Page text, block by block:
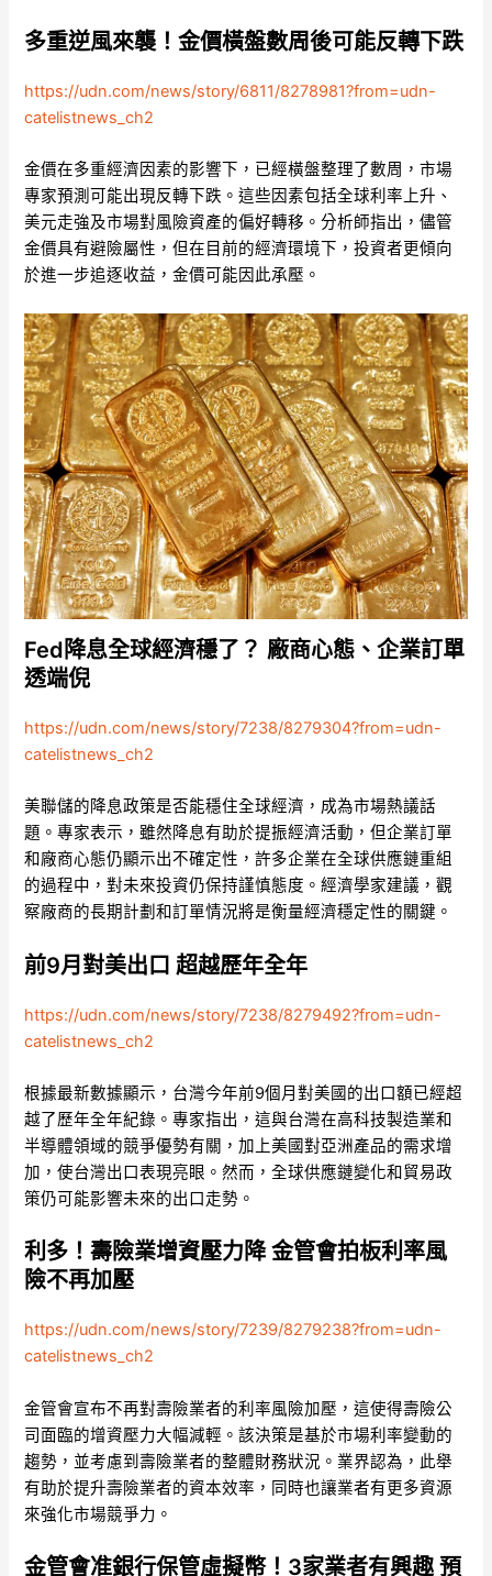
多重逆風來襲！金價橫盤數周後可能反轉下跌
https://udn.com/news/story/6811/8278981?from=udn-
catelistnews_ch2
金價在多重經濟因素的影響下，已經橫盤整理了數周，市場
專家預測可能出現反轉下跌。這些因素包括全球利率上升、
美元走強及市場對風險資產的偏好轉移。分析師指出，儘管
金價具有避險屬性，但在目前的經濟環境下，投資者更傾向
於進一步追逐收益，金價可能因此承壓。
Fed降息全球經濟穩了？ 廠商心態、企業訂單
透端倪
https://udn.com/news/story/7238/8279304?from=udn-
catelistnews_ch2
美聯儲的降息政策是否能穩住全球經濟，成為市場熱議話
題。專家表示，雖然降息有助於提振經濟活動，但企業訂單
和廠商心態仍顯示出不確定性，許多企業在全球供應鏈重組
的過程中，對未來投資仍保持謹慎態度。經濟學家建議，觀
察廠商的長期計劃和訂單情況將是衡量經濟穩定性的關鍵。
前9月對美出口 超越歷年全年
https://udn.com/news/story/7238/8279492?from=udn-
catelistnews_ch2
根據最新數據顯示，台灣今年前9個月對美國的出口額已經超
越了歷年全年紀錄。專家指出，這與台灣在高科技製造業和
半導體領域的競爭優勢有關，加上美國對亞洲產品的需求增
加，使台灣出口表現亮眼。然而，全球供應鏈變化和貿易政
策仍可能影響未來的出口走勢。
利多！壽險業增資壓力降 金管會拍板利率風
險不再加壓
https://udn.com/news/story/7239/8279238?from=udn-
catelistnews_ch2
金管會宣布不再對壽險業者的利率風險加壓，這使得壽險公
司面臨的增資壓力大幅減輕。該決策是基於市場利率變動的
趨勢，並考慮到壽險業者的整體財務狀況。業界認為，此舉
有助於提升壽險業者的資本效率，同時也讓業者有更多資源
來強化市場競爭力。
金管會准銀行保管虛擬幣！3家業者有興趣 預